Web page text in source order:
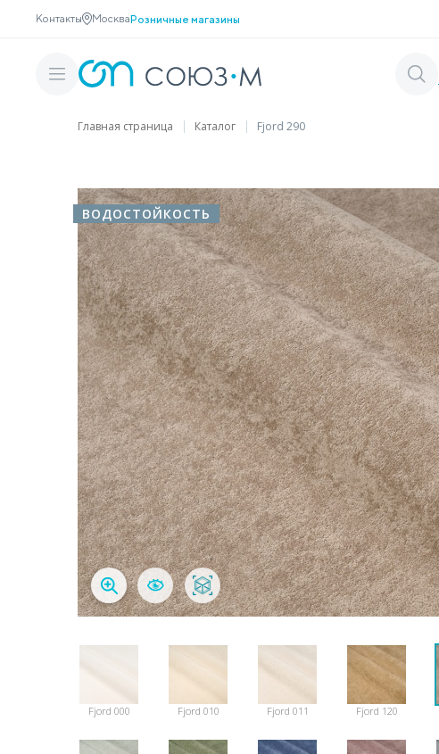
Контакты МоскваРозничные магазины
Главная страница Каталог Fjord 290
ВОДОСТОЙКОСТЬ
Fjord 000 Fjord 010 Fjord 011 Fjord 120